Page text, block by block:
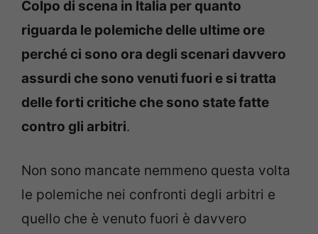
Colpo di scena in Italia per quanto
riguarda le polemiche delle ultime ore
perché ci sono ora degli scenari davvero
assurdi che sono venuti fuori e si tratta
delle forti critiche che sono state fatte
contro gli arbitri.
Non sono mancate nemmeno questa volta
le polemiche nei confronti degli arbitri e
quello che è venuto fuori è davvero